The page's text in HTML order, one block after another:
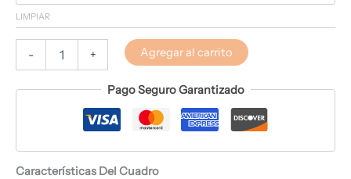
LIMPIAR
- + Agregar al carrito
Pago Seguro Garantizado
Características Del Cuadro